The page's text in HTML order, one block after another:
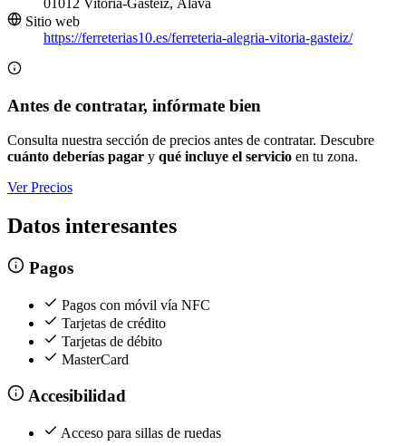
01012 Vitoria-Gasteiz, Álava
Sitio web
https://ferreterias10.es/ferreteria-alegria-vitoria-gasteiz/
Antes de contratar, infórmate bien
Consulta nuestra sección de precios antes de contratar. Descubre
cuánto deberías pagar y qué incluye el servicio en tu zona.
Ver Precios
Datos interesantes
Pagos
Pagos con móvil vía NFC
Tarjetas de crédito
Tarjetas de débito
MasterCard
Accesibilidad
Acceso para sillas de ruedas